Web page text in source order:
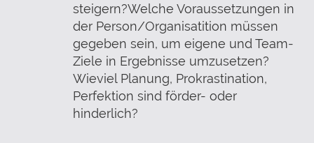
steigern?Welche Voraussetzungen in
der Person/Organisatition müssen
gegeben sein, um eigene und Team-
Ziele in Ergebnisse umzusetzen?
Wieviel Planung, Prokrastination,
Perfektion sind förder- oder
hinderlich?